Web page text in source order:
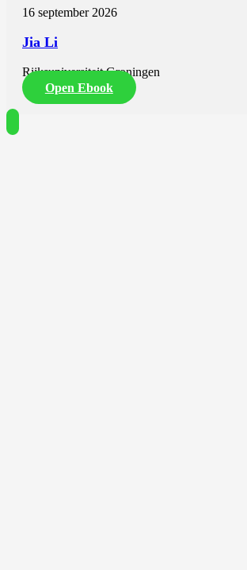
16 september 2026
Jia Li
Rijksuniversiteit Groningen
Open Ebook